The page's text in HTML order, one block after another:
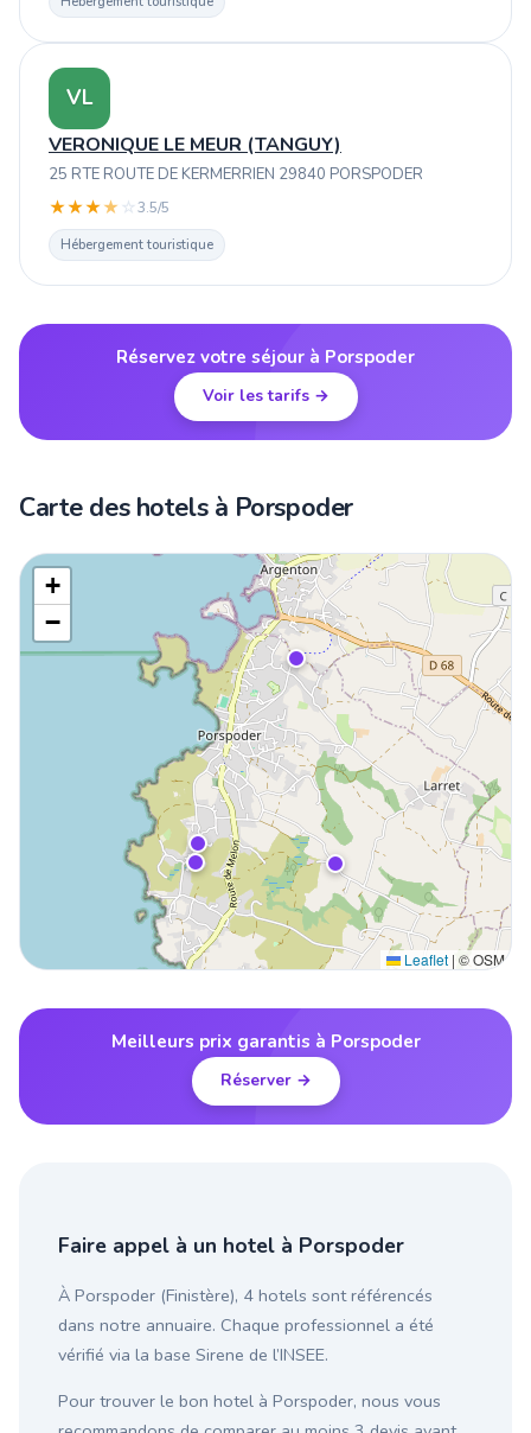
VL
VERONIQUE LE MEUR (TANGUY)
25 RTE ROUTE DE KERMERRIEN 29840 PORSPODER
★★★★ ☆3.5/5
Hébergement touristique
Réservez votre séjour à Porspoder
Voir les tarifs →
Carte des hotels à Porspoder
+
−
Leaflet | © OSM
Meilleurs prix garantis à Porspoder
Réserver →
Faire appel à un hotel à Porspoder
À Porspoder (Finistère), 4 hotels sont référencés
dans notre annuaire. Chaque professionnel a été
vérifié via la base Sirene de l’INSEE.
Pour trouver le bon hotel à Porspoder, nous vous